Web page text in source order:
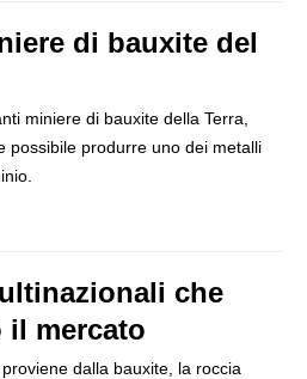
di bauxite del
miniere di bauxite della Terra,
possibile produrre uno dei metalli
che
il mercato
dalla bauxite, la roccia